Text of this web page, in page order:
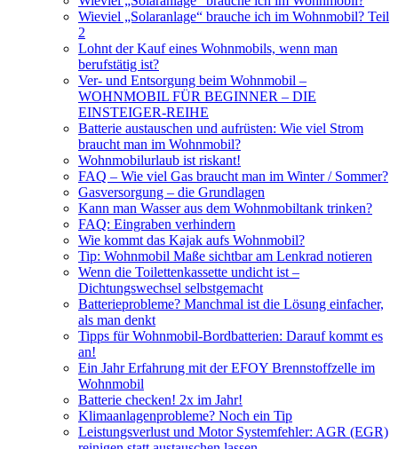
Wieviel „Solaranlage“ brauche ich im Wohnmobil? Teil
2
Lohnt der Kauf eines Wohnmobils, wenn man
berufstätig ist?
Ver- und Entsorgung beim Wohnmobil –
WOHNMOBIL FÜR BEGINNER – DIE
EINSTEIGER-REIHE
Batterie austauschen und aufrüsten: Wie viel Strom
braucht man im Wohnmobil?
Wohnmobilurlaub ist riskant!
FAQ – Wie viel Gas braucht man im Winter / Sommer?
Gasversorgung – die Grundlagen
Kann man Wasser aus dem Wohnmobiltank trinken?
FAQ: Eingraben verhindern
Wie kommt das Kajak aufs Wohnmobil?
Tip: Wohnmobil Maße sichtbar am Lenkrad notieren
Wenn die Toilettenkassette undicht ist –
Dichtungswechsel selbstgemacht
Batterieprobleme? Manchmal ist die Lösung einfacher,
als man denkt
Tipps für Wohnmobil-Bordbatterien: Darauf kommt es
an!
Ein Jahr Erfahrung mit der EFOY Brennstoffzelle im
Wohnmobil
Batterie checken! 2x im Jahr!
Klimaanlagenprobleme? Noch ein Tip
Leistungsverlust und Motor Systemfehler: AGR (EGR)